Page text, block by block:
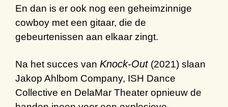
En dan is er ook nog een geheimzinnige
cowboy met een gitaar, die de
gebeurtenissen aan elkaar zingt.
Na het succes van Knock-Out(2021) slaan
Jakop Ahlbom Company, ISH Dance
Collective en DelaMar Theater opnieuw de